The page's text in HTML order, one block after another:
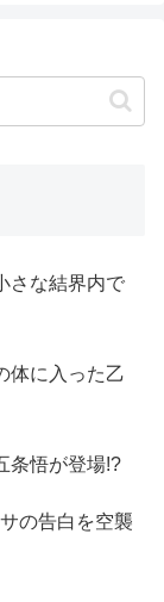
さな結界内で
体に入った乙
条悟が登場!?
の告白を空襲